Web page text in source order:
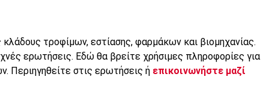
τροφίμων, εστίασης, φαρμάκων και βιομηχανίας.
ερωτήσεις. Εδώ θα βρείτε χρήσιμες πληροφορίες για
στις ερωτήσεις ή επικοινωνήστε μαζί